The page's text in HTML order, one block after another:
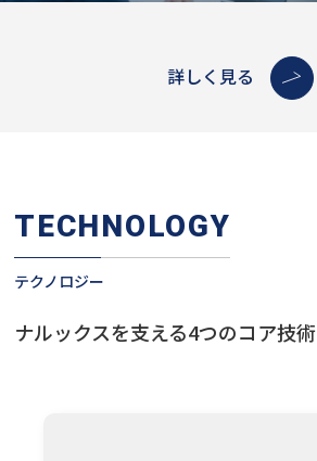
詳しく見る
TECHNOLOGY
テクノロジー
ナルックスを支える4つのコア技術